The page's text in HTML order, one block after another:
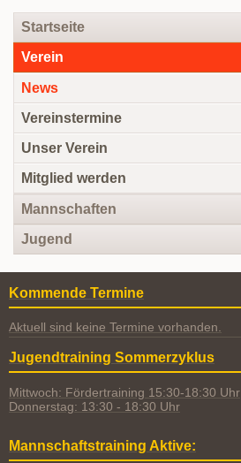
Navigation
überspringen
Startseite
Verein
News
Vereinstermine
Unser Verein
Mitglied werden
Mannschaften
Jugend
Kommende Termine
Aktuell sind keine Termine vorhanden.
Jugendtraining Sommerzyklus
Mittwoch: Fördertraining 15:30-18:30 Uhr
Donnerstag: 13:30 - 18:30 Uhr
Mannschaftstraining Aktive: